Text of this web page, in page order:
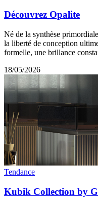
Découvrez Opalite
Né de la synthèse
la liberté de conception
formelle, une brillance
18/05/2026
Tendance
Kubik Collection by